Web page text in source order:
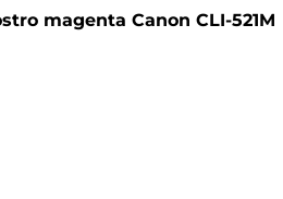
magenta Canon CLI-521M